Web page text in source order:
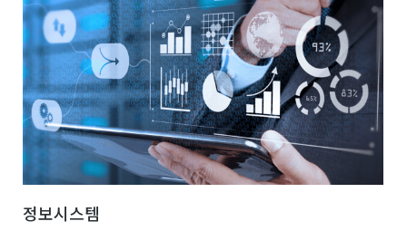
정보시스템